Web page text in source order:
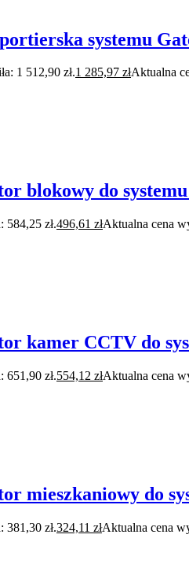
systemu
1 512,90 zł.1 285,97 złAktualna
blokowy do
584,25 zł.496,61 złAktualna cena
kamer CCTV do
651,90 zł.554,12 złAktualna cena
mieszkaniowy do
381,30 zł.324,11 złAktualna cena